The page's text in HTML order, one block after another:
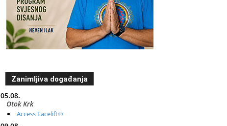
Zanimljiva događanja
05.08.
Otok Krk
Access Facelift®